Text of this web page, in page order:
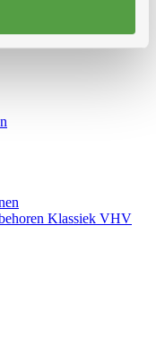
Klassiek VHV